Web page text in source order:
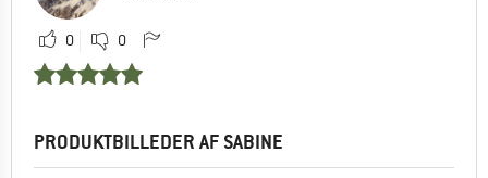
0 0
PRODUKTBILLEDER AF SABINE